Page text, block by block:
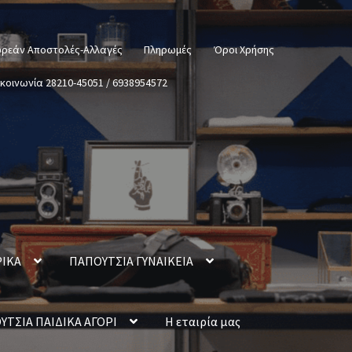
Αποστολές-Αλλαγές Πληρωμές Όροι Χρήσης
28210-45051 / 6938954572
ΠΑΠΟΥΤΣΙΑ ΓΥΝΑΙΚΕΙΑ
ΠΑΙΔΙΚΑ ΑΓΟΡΙ Η εταιρία μας